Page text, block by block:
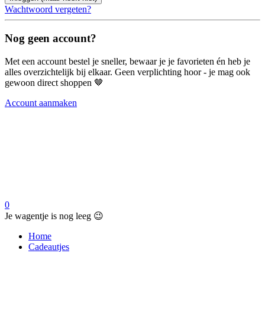
Wachtwoord vergeten?
Nog geen account?
Met een account bestel je sneller, bewaar je je favorieten én heb je
alles overzichtelijk bij elkaar. Geen verplichting hoor - je mag ook
gewoon direct shoppen 🤎
Account aanmaken
0
Je wagentje is nog leeg 😉
Home
Cadeautjes